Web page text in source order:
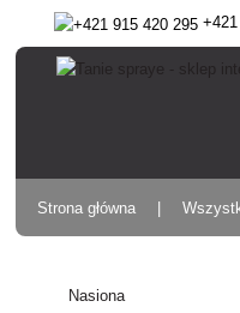
Strona główna
Nasiona